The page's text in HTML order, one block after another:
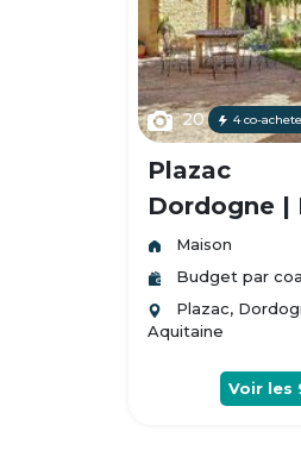
20 4 co-
Plazac
Dordogne |
Maison
Budget par
Plazac,
Aquitaine
Voir les